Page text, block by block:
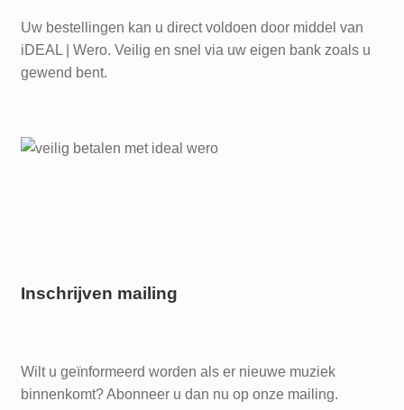
Uw bestellingen kan u direct voldoen door middel van
iDEAL | Wero. Veilig en snel via uw eigen bank zoals u
gewend bent.
Inschrijven mailing
Wilt u geïnformeerd worden als er nieuwe muziek
binnenkomt? Abonneer u dan nu op onze mailing.